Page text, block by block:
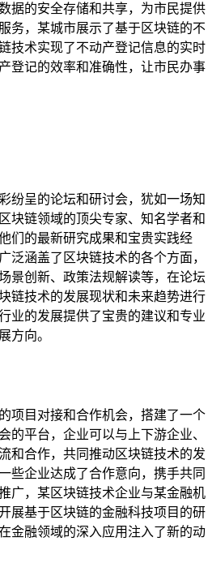
据的安全存储和共享，为市民提供
务，某城市展示了基于区块链的不
技术实现了不动产登记信息的实时
登记的效率和准确性，让市民办事
纷呈的论坛和研讨会，犹如一场知
块链领域的顶尖专家、知名学者和
们的最新研究成果和宝贵实践经
泛涵盖了区块链技术的各个方面，
景创新、政策法规解读等，在论坛
链技术的发展现状和未来趋势进行
业的发展提供了宝贵的建议和专业
方向。
项目对接和合作机会，搭建了一个
的平台，企业可以与上下游企业、
和合作，共同推动区块链技术的发
些企业达成了合作意向，携手共同
广，某区块链技术企业与某金融机
展基于区块链的金融科技项目的研
金融领域的深入应用注入了新的动